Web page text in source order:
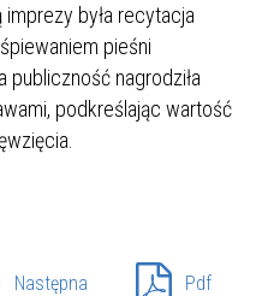
była recytacja
pieśni
publiczność nagrodziła
podkreślając wartość
Następna Pdf